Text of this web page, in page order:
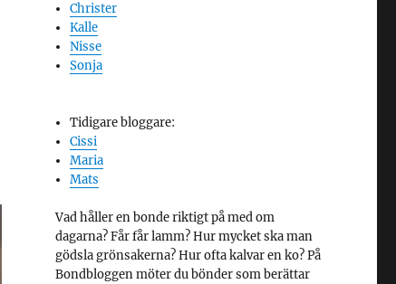
Christer
Kalle
Nisse
Sonja
Tidigare bloggare:
Cissi
Maria
Mats
Vad håller en bonde riktigt på med om
dagarna? Får får lamm? Hur mycket ska man
gödsla grönsakerna? Hur ofta kalvar en ko? På
Bondbloggen möter du bönder som berättar